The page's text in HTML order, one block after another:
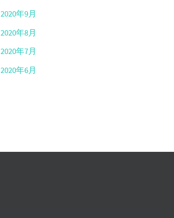
2020年9月
2020年8月
2020年7月
2020年6月